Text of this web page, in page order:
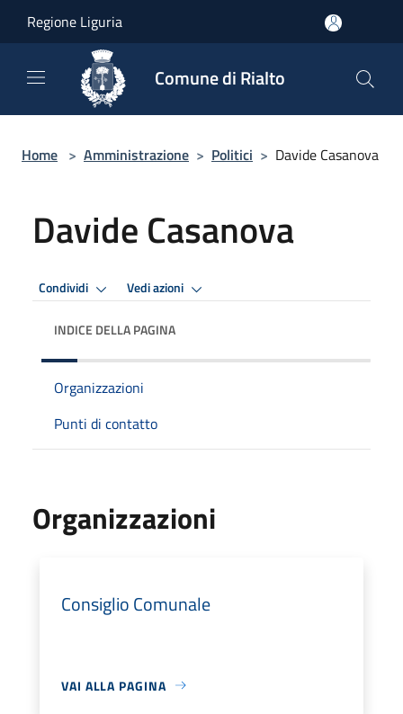
Regione Liguria
Comune di Rialto
Home > Amministrazione > Politici > Davide Casanova
Davide Casanova
Condividi Vedi azioni
INDICE DELLA PAGINA
Organizzazioni
Punti di contatto
Organizzazioni
Consiglio Comunale
VAI ALLA PAGINA